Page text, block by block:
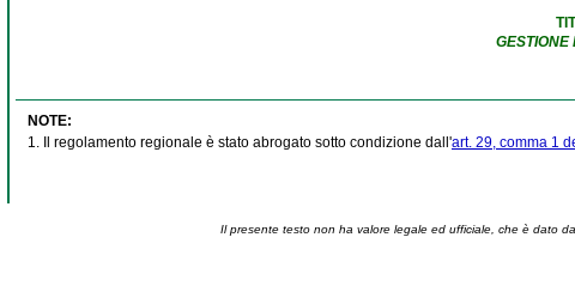
GESTIONE
NOTE:
1. Il regolamento regionale è stato abrogato sotto condizione dall'art. 29, comma 1
Il presente testo non ha valore legale ed ufficiale, che è dato